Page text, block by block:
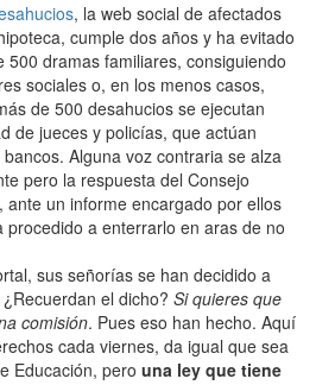
, la web social de afectados
cumple dos años y ha evitado
500 dramas familiares, consiguiendo
sociales o, en los menos casos,
de 500 desahucios se ejecutan
de jueces y policías, que actúan
Alguna voz contraria se alza
pero la respuesta del Consejo
ante un informe encargado por ellos
procedido a enterrarlo en aras de no
sus señorías se han decidido a
el dicho? Si quieres que
comisión. Pues eso han hecho. Aquí
cada viernes, da igual que sea
Educación, pero una ley que tiene